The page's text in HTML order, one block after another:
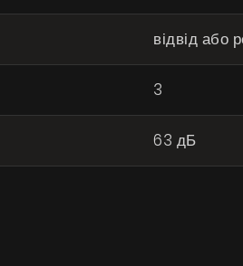
відвід або
3
63 дБ